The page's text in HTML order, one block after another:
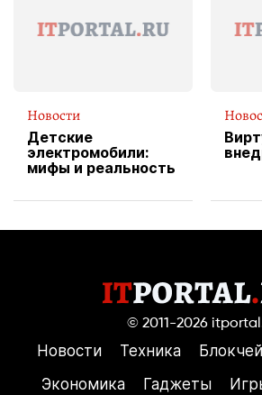
Новости
Детские
электромобили:
мифы и реальность
© 2011-2026
Новости Техника
Экономика
Гаджеты